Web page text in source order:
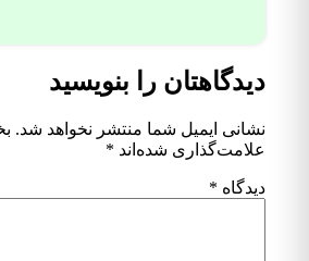
دیدگاهتان را بنویسید
نشانی ایمیل شما منتشر نخواهد شد.
علامت‌گذاری شده‌اند *
دیدگاه *